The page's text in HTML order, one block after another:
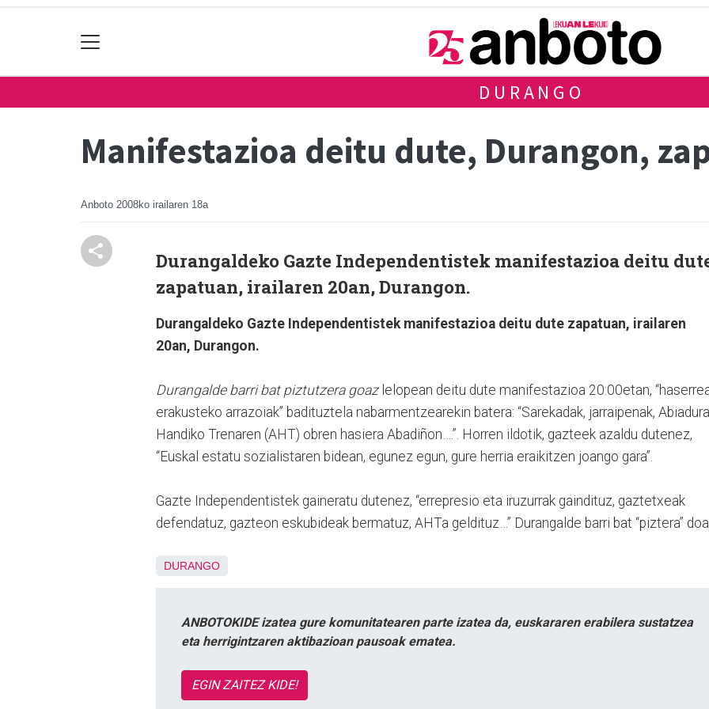
DURANGO
Manifestazioa deitu dute, Durangon,
Anboto 2008ko irailaren 18a
Durangaldeko Gazte Independentistek manifestazioa deitu
zapatuan, irailaren 20an, Durangon.
Durangaldeko Gazte Independentistek manifestazioa deitu dute zapatuan, irailaren
20an, Durangon.
Durangalde barri bat piztutzera goazlelopean deitu dute manifestazioa 20:00etan,
erakusteko arrazoiak” badituztela nabarmentzearekin batera: “Sarekadak, jarraipenak, Abiadura
Handiko Trenaren (AHT) obren hasiera Abadiñon….”. Horren ildotik, gazteek azaldu dutenez,
“Euskal estatu sozialistaren bidean, egunez egun, gure herria eraikitzen joango gara”.
Gazte Independentistek gaineratu dutenez, “errepresio eta iruzurrak gaindituz, gaztetxeak
defendatuz, gazteon eskubideak bermatuz, AHTa geldituz…” Durangalde barri bat “piztera”
DURANGO
ANBOTOKIDE izatea gure komunitatearen parte izatea da, euskararen erabilera sustatzea
eta herrigintzaren aktibazioan pausoak ematea.
EGIN ZAITEZ KIDE!